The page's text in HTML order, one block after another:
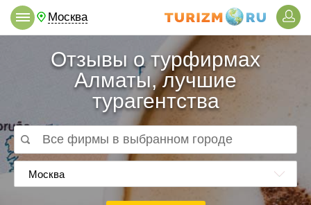
Москва
Отзывы о турфирмах
Алматы, лучшие
турагентства
Москва